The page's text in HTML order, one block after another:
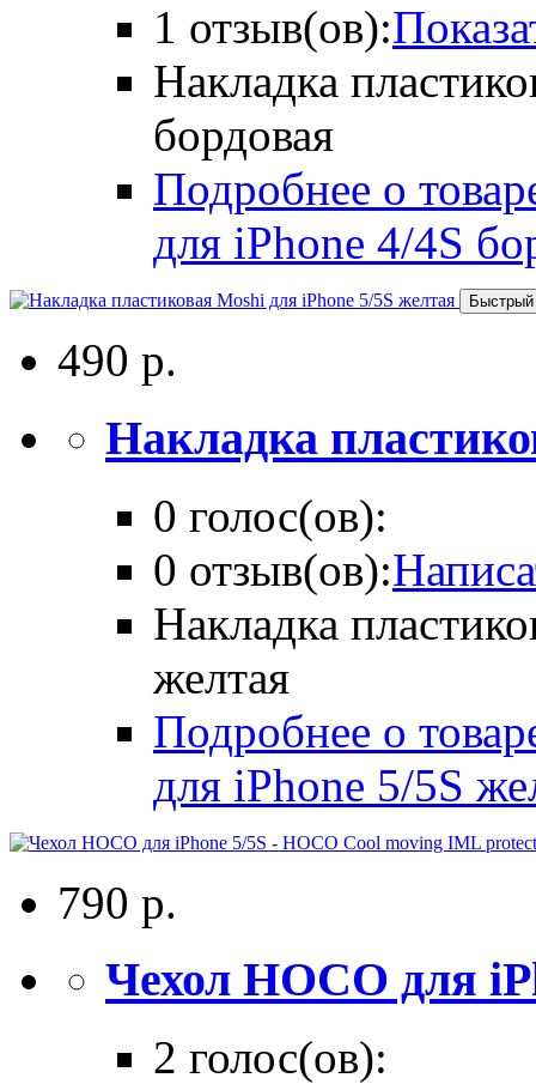
1 отзыв(ов):
Накладка
бордовая
Подробнее о
для iPhone 4/4S
490 р.
Накладка
0 голос(ов):
0 отзыв(ов):
Накладка
желтая
Подробнее о
для iPhone 5/5S
790 р.
Чехол HOCO для
2 голос(ов):